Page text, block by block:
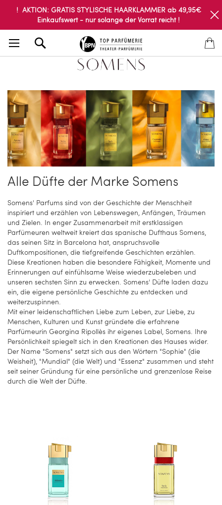
! AKTION: GRATIS STYLISCHE HAARKLAMMER ab 49,95€
Einkaufswert - nur solange der Vorrat reicht !
Alle Düfte der Marke Somens
Somens' Parfums sind von der Geschichte der Menschheit
inspiriert und erzählen von Lebenswegen, Anfängen, Träumen
und Zielen. In enger Zusammenarbeit mit erstklassigen
Parfümeuren weltweit kreiert das spanische Dufthaus Somens,
das seinen Sitz in Barcelona hat, anspruchsvolle
Duftkompositionen, die tiefgreifende Geschichten erzählen.
Diese Kreationen haben die besondere Fähigkeit, Momente und
Erinnerungen auf einfühlsame Weise wiederzubeleben und
unseren sechsten Sinn zu erwecken. Somens' Düfte laden dazu
ein, die eigene persönliche Geschichte zu entdecken und
weiterzuspinnen.
Mit einer leidenschaftlichen Liebe zum Leben, zur Liebe, zu
Menschen, Kulturen und Kunst gründete die erfahrene
Parfümeurin Georgina Ripollès ihr eigenes Label, Somens. Ihre
Persönlichkeit spiegelt sich in den Kreationen des Hauses wider.
Der Name "Somens" setzt sich aus den Wörtern "Sophie" (die
Weisheit), "Mundial" (die Welt) und "Essenz" zusammen und steht
seit seiner Gründung für eine persönliche und grenzenlose Reise
durch die Welt der Düfte.